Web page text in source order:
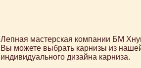
Лепная мастерская компании БМ
Вы можете выбрать карнизы из нашей
индивидуального дизайна карниза.